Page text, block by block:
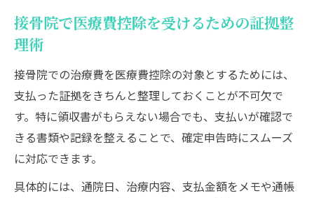
接骨院で医療費控除を受けるための証拠整
理術
接骨院での治療費を医療費控除の対象とするためには、
支払った証拠をきちんと整理しておくことが不可欠で
す。特に領収書がもらえない場合でも、支払いが確認で
きる書類や記録を整えることで、確定申告時にスムーズ
に対応できます。
具体的には、通院日、治療内容、支払金額をメモや通帳